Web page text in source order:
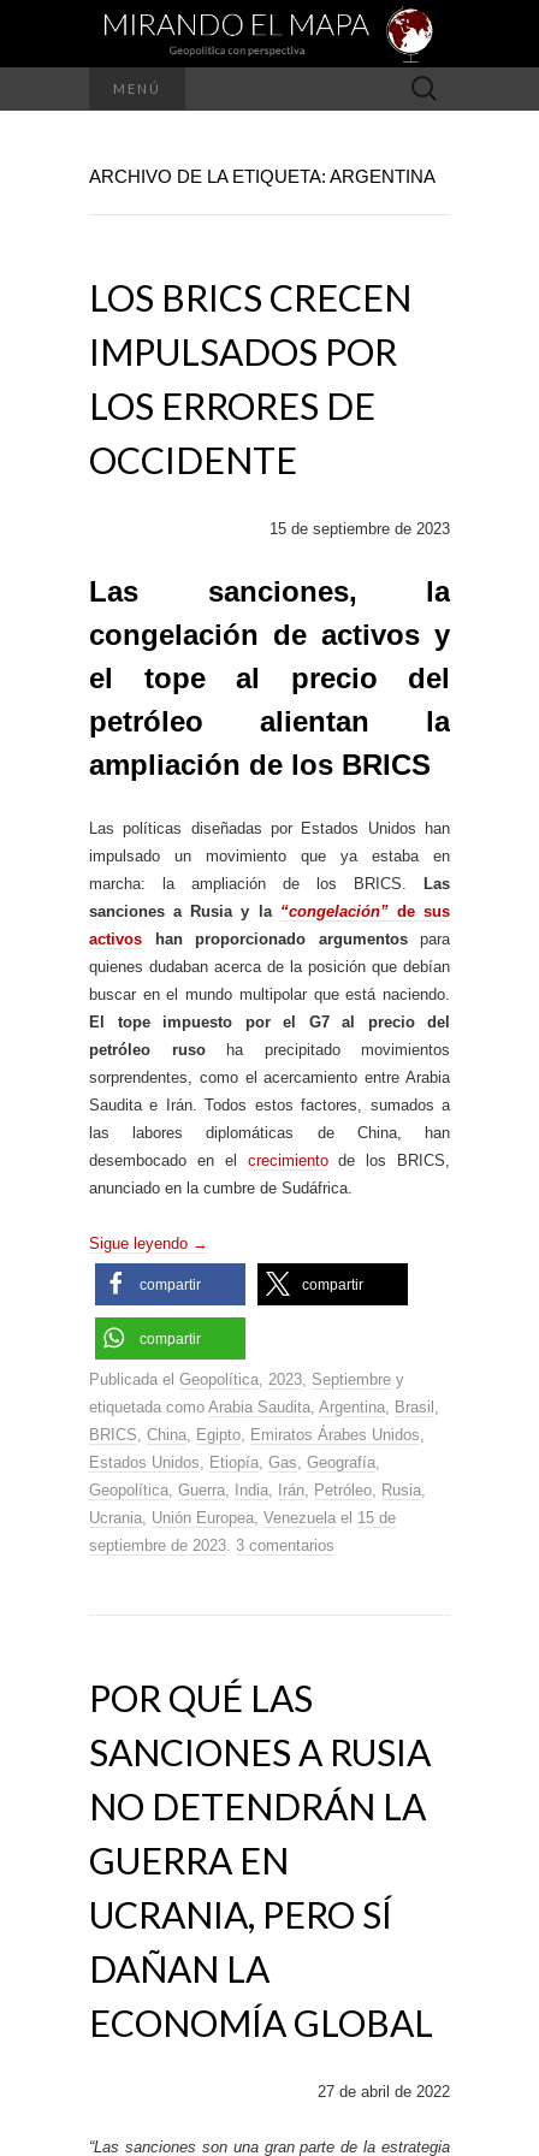
MENÚ Buscar:
ARCHIVO DE LA ETIQUETA: ARGENTINA
LOS BRICS CRECEN
IMPULSADOS POR
LOS ERRORES DE
OCCIDENTE
15 de septiembre de 2023
Las sanciones, la
congelación de activos y
el tope al precio del
petróleo alientan la
ampliación de los BRICS
Las políticas diseñadas por Estados Unidos han
impulsado un movimiento que ya estaba en
marcha: la ampliación de los BRICS.
Las
sanciones a Rusia y la “congelación”de sus
activos han proporcionado argumentospara
quienes dudaban acerca de la posición que debían
buscar en el mundo multipolar que está naciendo.
El tope impuesto por el G7 al precio del
petróleo rusoha precipitado movimientos
sorprendentes, como el acercamiento entre Arabia
Saudita e Irán. Todos estos factores, sumados a
las labores diplomáticas de China, han
desembocado en el crecimientode los BRICS,
anunciado en la cumbre de Sudáfrica.
Sigue leyendo →
compartir compartir
compartir
Publicada el Geopolítica 2023 Septiembre y
etiquetada como Arabia Saudita Argentina Brasil
BRICS China Egipto Emiratos Árabes Unidos
Estados Unidos
Etiopía Gas Geografía
Geopolítica Guerra India Irán Petróleo Rusia
Ucrania Unión Europea Venezuela el 15 de
septiembre de 2023 3 comentarios
POR QUÉ LAS
SANCIONES A RUSIA
NO DETENDRÁN LA
GUERRA EN
UCRANIA, PERO SÍ
DAÑAN LA
ECONOMÍA GLOBAL
27 de abril de 2022
“Las sanciones son una gran parte de la estrategia